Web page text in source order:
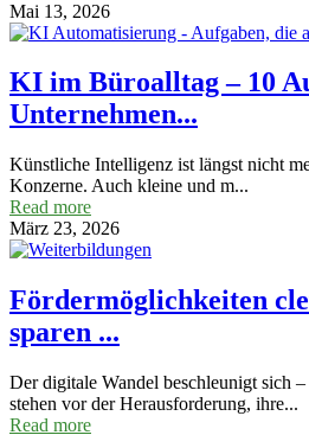
Mai 13, 2026
KI im Büroalltag – 10
Unternehmen...
Künstliche Intelligenz ist längst nicht
Konzerne. Auch kleine und m...
Read more
März 23, 2026
Fördermöglichkeiten
sparen ...
Der digitale Wandel beschleunigt sich
stehen vor der Herausforderung, ihre...
Read more